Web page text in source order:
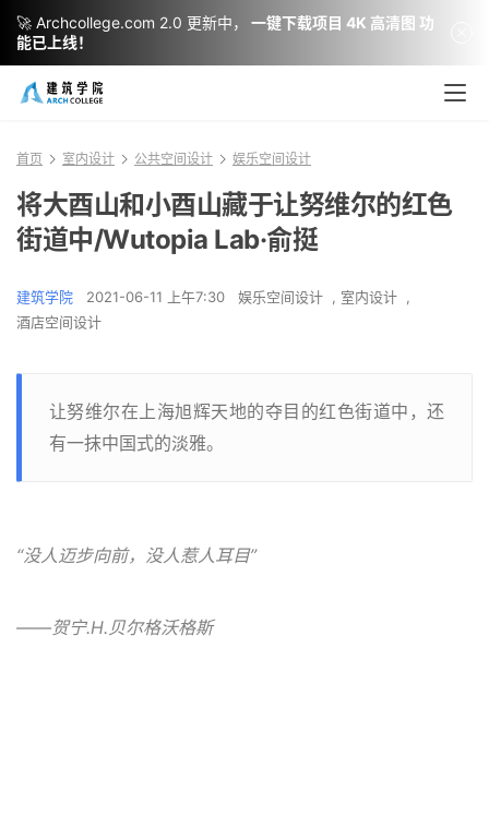
首页 室内设计 公共空间设计 娱乐空间设计
将大酉山和小酉山藏于让努维尔的红色
街道中/Wutopia Lab·俞挺
建筑学院 2021-06-11 上午7:30 娱乐空间设计 , 室内设计 ,
酒店空间设计
让努维尔在上海旭辉天地的夺目的红色街道中，还
有一抹中国式的淡雅。
“没人迈步向前，没人惹人耳目”
——贺宁.H.贝尔格沃格斯
🚀 Archcollege.com 2.0 更新中，
一键下载项目 4K 高清图 功
能已上线！